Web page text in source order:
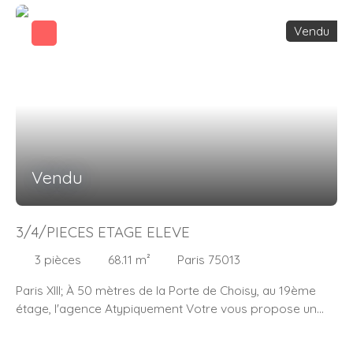
Vendu
Vendu
3/4/PIECES ETAGE ELEVE
3 pièces 68.11 m²
Paris 75013
Paris XIII; À 50 mètres de la Porte de Choisy, au 19ème
étage, l'agence Atypiquement Votre vous propose un